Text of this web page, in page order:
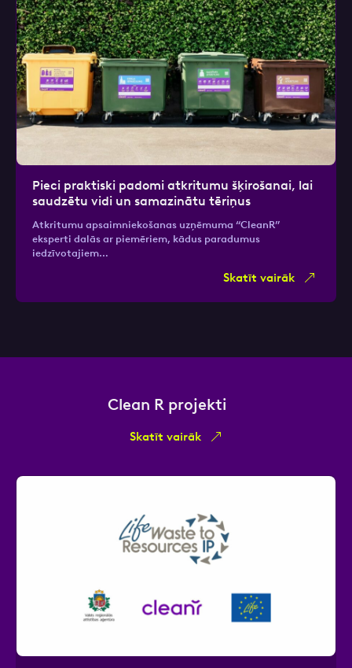
Pieci praktiski padomi atkritumu šķirošanai, lai
saudzētu vidi un samazinātu tēriņus
Atkritumu apsaimniekošanas uzņēmuma “CleanR”
eksperti dalās ar piemēriem, kādus paradumus
iedzīvotajiem…
Skatīt vairāk
Clean R projekti
Skatīt vairāk